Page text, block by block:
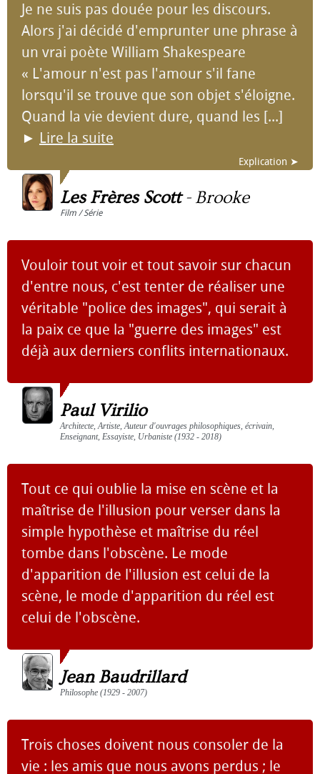
Je ne suis pas douée pour les discours.
Alors j'ai décidé d'emprunter une phrase à
un vrai poète William Shakespeare
« L'amour n'est pas l'amour s'il fane
lorsqu'il se trouve que son objet s'éloigne.
Quand la vie devient dure, quand les [...]
► Lire la suite
Explication ➤
Les Frères Scott- Brooke
Film / Série
Vouloir tout voir et tout savoir sur chacun
d'entre nous, c'est tenter de réaliser une
véritable "police des images", qui serait à
la paix ce que la "guerre des images" est
déjà aux derniers conflits internationaux.
Paul Virilio
Architecte, Artiste, Auteur d'ouvrages philosophiques, écrivain,
Enseignant, Essayiste, Urbaniste (1932 - 2018)
Tout ce qui oublie la mise en scène et la
maîtrise de l'illusion pour verser dans la
simple hypothèse et maîtrise du réel
tombe dans l'obscène. Le mode
d'apparition de l'illusion est celui de la
scène, le mode d'apparition du réel est
celui de l'obscène.
Jean Baudrillard
Philosophe (1929 - 2007)
Trois choses doivent nous consoler de la
vie : les amis que nous avons perdus ; le